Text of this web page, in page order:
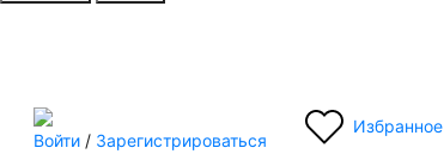
Войти / Зарегистрироваться
Избранное